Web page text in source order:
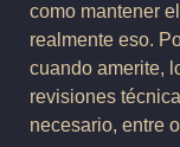
como mantener
realmente eso.
cuando amerite,
revisiones
necesario, entre